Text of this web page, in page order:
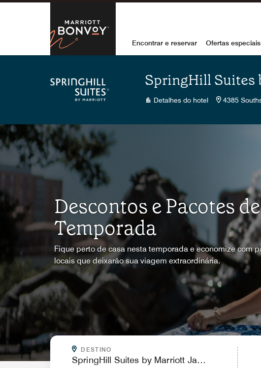
Skip to Content
Marriott Bonvoy
Encontrar e reservar Ofertas especiais
SpringHill Suites
Detalhes do hotel 4385
Descontos e Pacotes de
Temporada
Fique perto de casa nesta temporada e economize com
locais que deixarão sua viagem extraordinária.
DESTINO
.